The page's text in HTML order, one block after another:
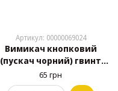
Артикул: 00000069024
Вимикач кнопковий
(пускач чорний) гвинт
латунний RH-026 (Type
JK260)
65 грн